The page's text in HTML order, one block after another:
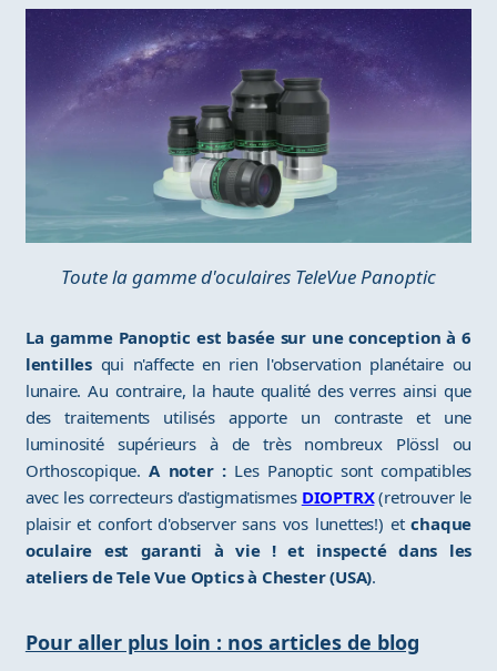
Toute la gamme d'oculaires TeleVue Panoptic
La gamme Panoptic est basée sur une conception à 6
lentilles qui n'affecte en rien l'observation planétaire ou
lunaire. Au contraire, la haute qualité des verres ainsi que
des traitements utilisés apporte un contraste et une
luminosité supérieurs à de très nombreux Plössl ou
Orthoscopique.A noter :Les Panoptic sont compatibles
avec les correcteurs d'astigmatismes DIOPTRX(retrouver le
plaisir et confort d'observer sans vos lunettes!) etchaque
oculaire est garanti à vie ! et inspecté dans les
ateliers de Tele Vue Optics à Chester (USA).
Pour aller plus loin : nos articles de blog